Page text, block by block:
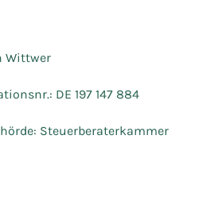
Wittwer
DE 197 147 884
Steuerberaterkammer